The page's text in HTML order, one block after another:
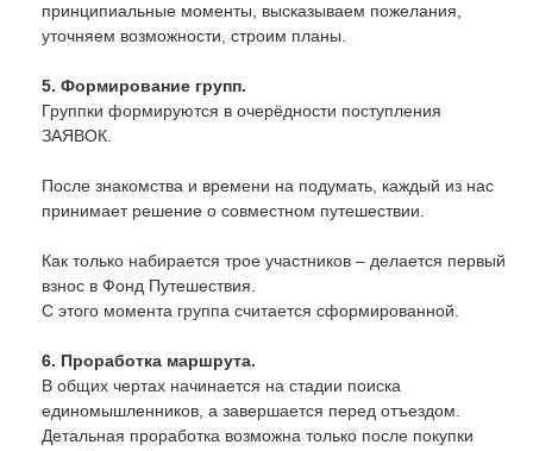
принципиальные моменты, высказываем пожелания,
уточняем возможности, строим планы.
5. Формирование групп.
Группки формируются в очерёдности поступления
ЗАЯВОК.
После знакомства и времени на подумать, каждый из нас
принимает решение о совместном путешествии.
Как только набирается трое участников – делается первый
взнос в Фонд Путешествия.
С этого момента группа считается сформированной.
6. Проработка маршрута.
В общих чертах начинается на стадии поиска
единомышленников, а завершается перед отъездом.
Детальная проработка возможна только после покупки